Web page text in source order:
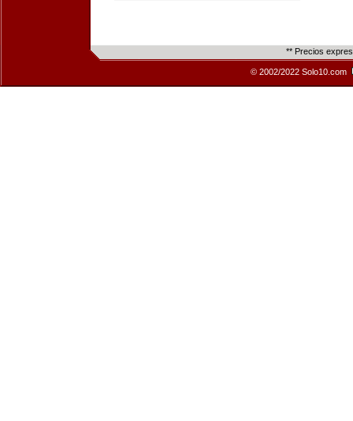
** Precios
© 2002/2022 Solo10.com